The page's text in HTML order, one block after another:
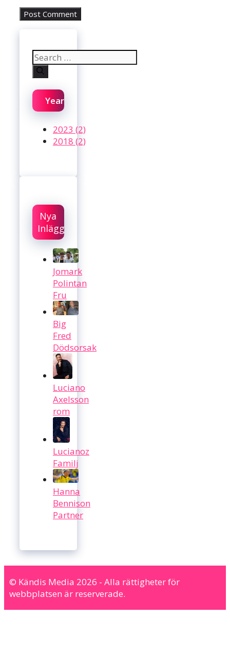
Search
for:
Year
2023 (2)
2018 (2)
Nya
Inlägg
Jomark
Polintan
Fru
Big
Fred
Dödsorsak
Luciano
Axelsson
rom
Lucianoz
Familj
Hanna
Bennison
Partner
© Kändis Media 2026 - Alla rättigheter för
webbplatsen är reserverade.